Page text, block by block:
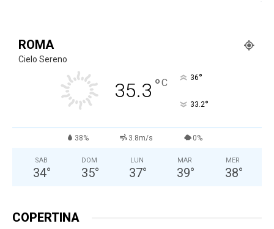
ROMA
Cielo Sereno
35.3 °C 36°
33.2°
38% 3.8m/s 0%
SAB
34°
DOM
35°
LUN
37°
MAR
39°
MER
38°
COPERTINA